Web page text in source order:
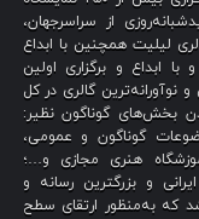
از سراسرجهان،
لیلیت همچنین با ابداع
ابداع و برگزاری اولین
نوآورانه‌ترین گالری در کل
بخش‌های گوناگون نظیر:
گوناگون و عمومی،
هنری مجازی و…؛
و بزرگترین رسانه و
که به‌منظور ارتقای سطح